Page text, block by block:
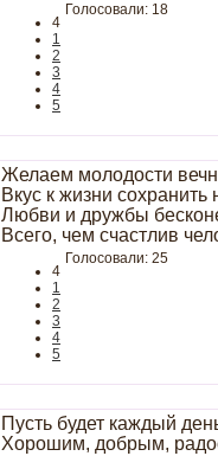
4
1
2
3
4
5
Голосовали: 18
Желаем молодости
Вкус к жизни сохранить
Любви и дружбы
Всего, чем счастлив
4
1
2
3
4
5
Голосовали: 25
Пусть будет каждый
Хорошим, добрым,